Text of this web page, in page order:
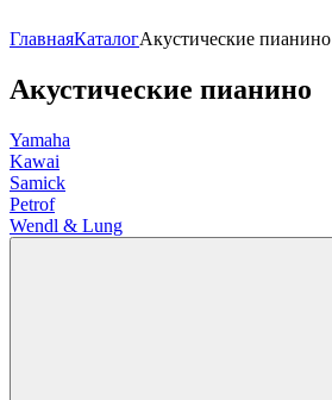
ГлавнаяКаталогАкустические пианино
Акустические пианино
Yamaha
Kawai
Samick
Petrof
Wendl & Lung